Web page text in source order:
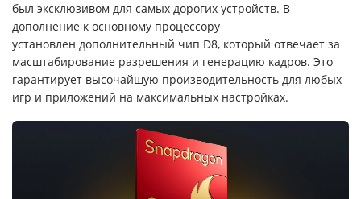
был эксклюзивом для самых дорогих устройств. В
дополнение к основному процессору
установлен дополнительный чип D8, который отвечает за
масштабирование разрешения и генерацию кадров. Это
гарантирует высочайшую производительность для любых
игр и приложений на максимальных настройках.